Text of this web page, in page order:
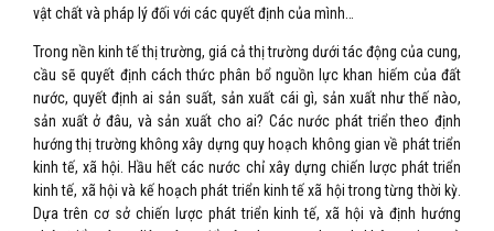
vật chất và pháp lý đối với các quyết định của mình…
Trong nền kinh tế thị trường, giá cả thị trường dưới tác động của cung,
cầu sẽ quyết định cách thức phân bổ nguồn lực khan hiếm của đất
nước, quyết định ai sản suất, sản xuất cái gì, sản xuất như thế nào,
sản xuất ở đâu, và sản xuất cho ai? Các nước phát triển theo định
hướng thị trường không xây dựng quy hoạch không gian về phát triển
kinh tế, xã hội. Hầu hết các nước chỉ xây dựng chiến lược phát triển
kinh tế, xã hội và kế hoạch phát triển kinh tế xã hội trong từng thời kỳ.
Dựa trên cơ sở chiến lược phát triển kinh tế, xã hội và định hướng